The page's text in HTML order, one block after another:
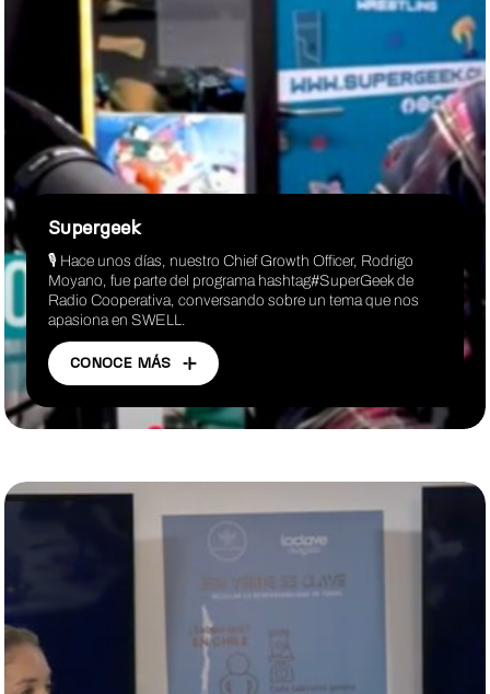
Supergeek
🎙️ Hace unos días, nuestro Chief Growth Officer, Rodrigo
Moyano, fue parte del programa hashtag#SuperGeek de
Radio Cooperativa, conversando sobre un tema que nos
apasiona en SWELL.
CONOCE MÁS